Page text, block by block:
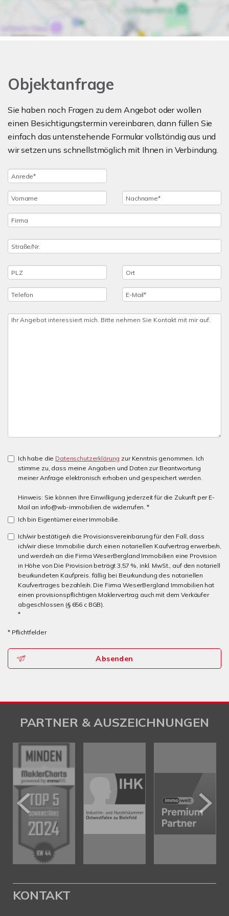
Objektanfrage
Sie haben noch Fragen zu dem Angebot oder wollen
einen Besichtigungstermin vereinbaren, dann füllen Sie
einfach das untenstehende Formular vollständig aus und
wir setzen uns schnellstmöglich mit Ihnen in Verbindung.
Ich habe die Datenschutzerklärung zur Kenntnis genommen. Ich
stimme zu, dass meine Angaben und Daten zur Beantwortung
meiner Anfrage elektronisch erhoben und gespeichert werden.
Hinweis: Sie können Ihre Einwilligung jederzeit für die Zukunft per E-
Mail an info@wb-immobilien.de widerrufen. *
Ich bin Eigentümer einer Immobilie.
Ich/wir bestätige/n die Provisionsvereinbarung für den Fall, dass
ich/wir diese Immobilie durch einen notariellen Kaufvertrag erwerbe/n,
und werde/n an die Firma WeserBergland Immobilien eine Provision
in Höhe von Die Provision beträgt 3,57 %, inkl. MwSt., auf den notariell
beurkundeten Kaufpreis. fällig bei Beurkundung des notariellen
Kaufvertrages bezahle/n. Die Firma WeserBergland Immobilien hat
einen provisionspflichtigen Maklervertrag auch mit dem Verkäufer
abgeschlossen (§ 656 c BGB).
*
* Pflichtfelder
Absenden
PARTNER & AUSZEICHNUNGEN
KONTAKT